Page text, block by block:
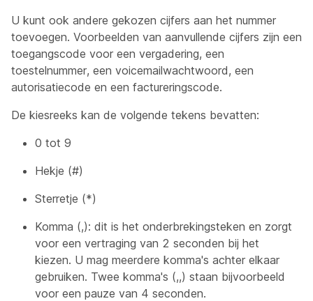
U kunt ook andere gekozen cijfers aan het nummer
toevoegen. Voorbeelden van aanvullende cijfers zijn een
toegangscode voor een vergadering, een
toestelnummer, een voicemailwachtwoord, een
autorisatiecode en een factureringscode.
De kiesreeks kan de volgende tekens bevatten:
0 tot 9
Hekje (#)
Sterretje (*)
Komma (,): dit is het onderbrekingsteken en zorgt
voor een vertraging van 2 seconden bij het
kiezen. U mag meerdere komma's achter elkaar
gebruiken. Twee komma's (,,) staan bijvoorbeeld
voor een pauze van 4 seconden.